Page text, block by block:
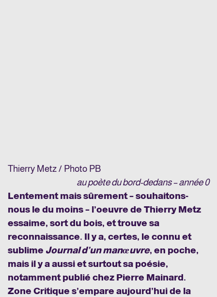
Thierry Metz / Photo PB
au poète du bord-dedans – année 0
Lentement mais sûrement – souhaitons-
nous le du moins – l’oeuvre de Thierry Metz
essaime, sort du bois, et trouve sa
reconnaissance. Il y a, certes, le connu et
sublime Journal d’un manœuvre, en poche,
mais il y a aussi et surtout sa poésie,
notamment publié chez Pierre Mainard.
Zone Critique s’empare aujourd’hui de la